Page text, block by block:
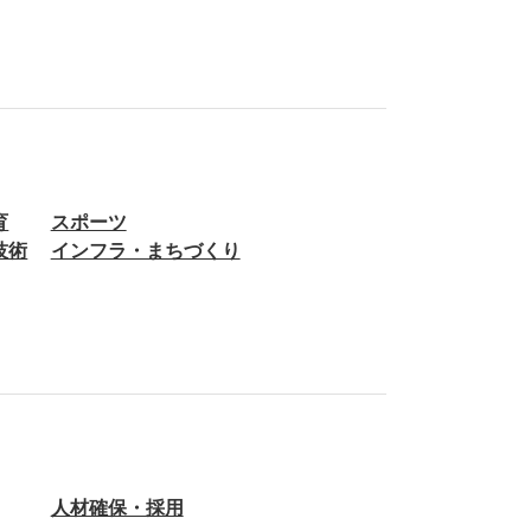
スポーツ
術
インフラ・まちづくり
人材確保・採用